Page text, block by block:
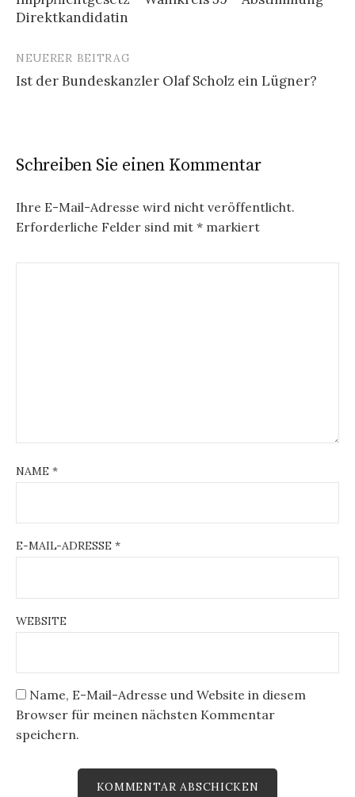
Navigation
Direktkandidatin
NEUERER BEITRAG
Ist der Bundeskanzler Olaf Scholz ein Lügner?
Schreiben Sie einen Kommentar
Ihre E-Mail-Adresse wird nicht veröffentlicht.
Erforderliche Felder sind mit * markiert
NAME *
E-MAIL-ADRESSE *
WEBSITE
Name, E-Mail-Adresse und Website in diesem
Browser für meinen nächsten Kommentar
speichern.